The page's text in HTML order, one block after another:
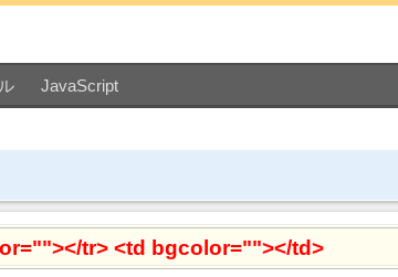
JavaScript
tr> <td bgcolor=""></td>